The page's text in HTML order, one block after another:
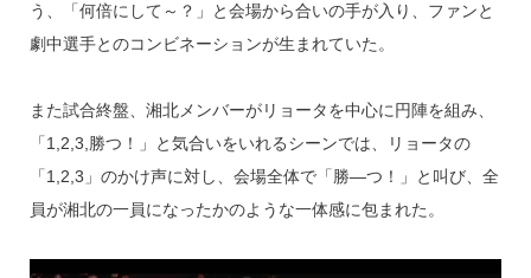
う、「何倍にして～？」と会場から合いの手が入り、ファンと
劇中選手とのコンビネーションが生まれていた。
また試合終盤、湘北メンバーがリョータを中心に円陣を組み、
「1,2,3,勝つ！」と気合いをいれるシーンでは、リョータの
「1,2,3」のかけ声に対し、会場全体で「勝―つ！」と叫び、全
員が湘北の一員になったかのような一体感に包まれた。